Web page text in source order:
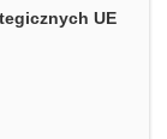
UE